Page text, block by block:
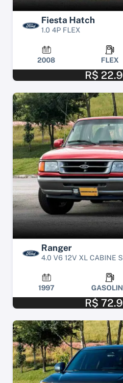
Fiesta Hatch
1.0 4P FLEX
2008 FLEX
R$
Ranger
4.0 V6 12V XL CABINE
1997
R$